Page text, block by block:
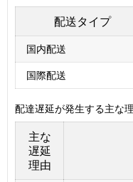
配送タイプ
国内配送
国際配送
配達遅延が発生する主な
主な
遅延
理由